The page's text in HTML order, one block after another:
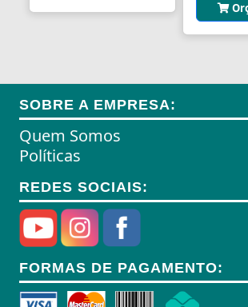
SOBRE A EMPRESA:
Quem Somos
Políticas
REDES SOCIAIS:
FORMAS DE PAGAMENTO: